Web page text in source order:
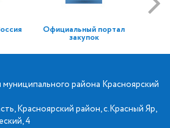
Официальный портал
закупок
района Красноярский
Красноярский район, с.Красный Яр,
4